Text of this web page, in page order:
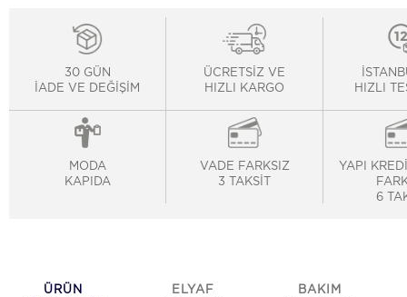
30 GÜN
İADE VE DEĞİŞİM
ÜCRETSİZ VE
HIZLI KARGO
HIZLI
MODA
KAPIDA
VADE FARKSIZ
3 TAKSİT
YAPI
6
ÜRÜN
ELYAF
BAKIM